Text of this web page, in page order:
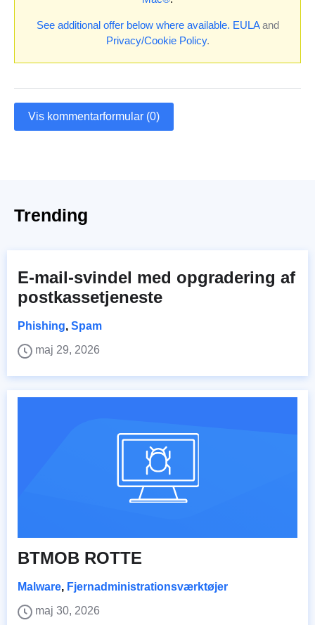
See additional offer below where available. EULAand
Privacy/Cookie Policy.
Vis kommentarformular (0)
Trending
E-mail-svindel med opgradering af
postkassetjeneste
Phishing, Spam
maj 29, 2026
BTMOB ROTTE
Malware, Fjernadministrationsværktøjer
maj 30, 2026